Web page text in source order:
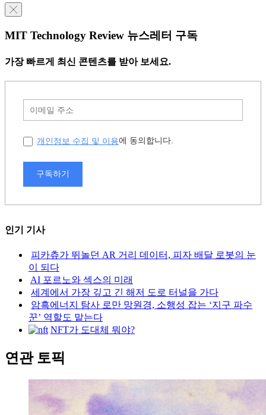
╳
MIT Technology Review 뉴스레터 구독
가장 빠르게 최신 콘텐츠를 받아 보세요.
개인정보 수집 및 이용에 동의합니다.
구독하기
인기 기사
피카츄가 뛰놀던 AR 거리 데이터, 피자 배달 로봇의 눈
이 되다
AI 포르노와 섹스의 미래
세계에서 가장 깊고 긴 해저 도로 터널을 가다
암흑에너지 탐사 로만 망원경, 소행성 잡는 ‘지구 파수
꾼’ 역할도 맡는다
NFT가 도대체 뭐야?
연관 토픽